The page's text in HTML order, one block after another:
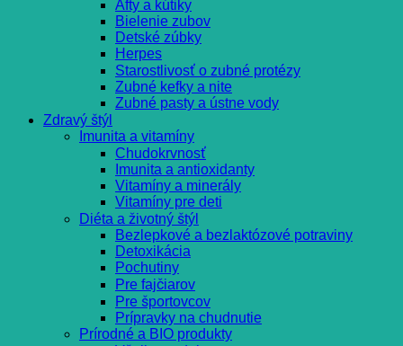
Afty a kútiky
Bielenie zubov
Detské zúbky
Herpes
Starostlivosť o zubné protézy
Zubné kefky a nite
Zubné pasty a ústne vody
Zdravý štýl
Imunita a vitamíny
Chudokrvnosť
Imunita a antioxidanty
Vitamíny a minerály
Vitamíny pre deti
Diéta a životný štýl
Bezlepkové a bezlaktózové potraviny
Detoxikácia
Pochutiny
Pre fajčiarov
Pre športovcov
Prípravky na chudnutie
Prírodné a BIO produkty